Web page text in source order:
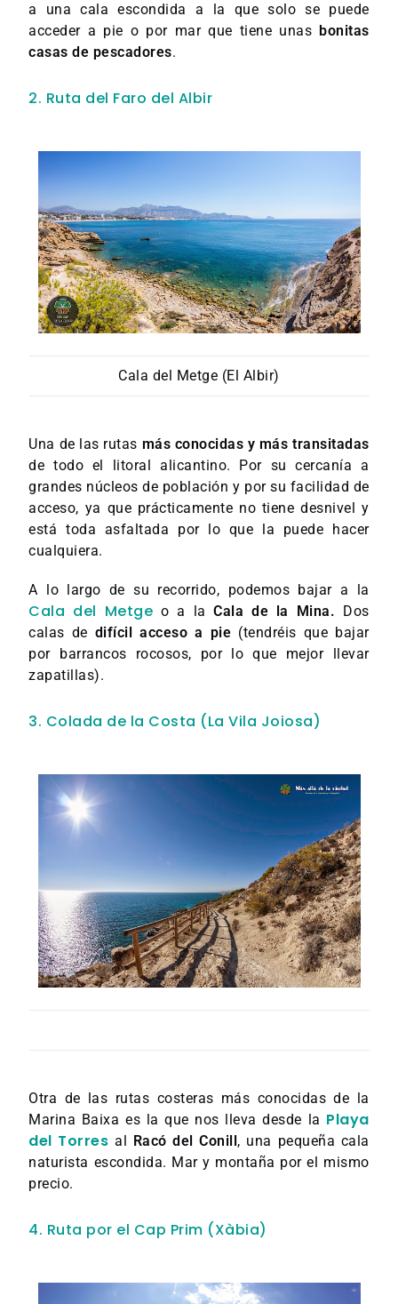
a una cala escondida a la que solo se puede
acceder a pie o por mar que tiene unas bonitas
casas de pescadores.
2. Ruta del Faro del Albir
Cala del Metge (El Albir)
Una de las rutas más conocidas y más transitadas
de todo el litoral alicantino. Por su cercanía a
grandes núcleos de población y por su facilidad de
acceso, ya que prácticamente no tiene desnivel y
está toda asfaltada por lo que la puede hacer
cualquiera.
A lo largo de su recorrido, podemos bajar a la
Cala del Metge o a laCala de la Mina. Dos
calas de difícil acceso a pie (tendréis que bajar
por barrancos rocosos, por lo que mejor llevar
zapatillas).
3. Colada de la Costa (La Vila Joiosa)
Otra de las rutas costeras más conocidas de la
Marina Baixa es la que nos lleva desde la Playa
del Torres al Racó del Conill, una pequeña cala
naturista escondida. Mar y montaña por el mismo
precio.
4. Ruta por el Cap Prim (Xàbia)